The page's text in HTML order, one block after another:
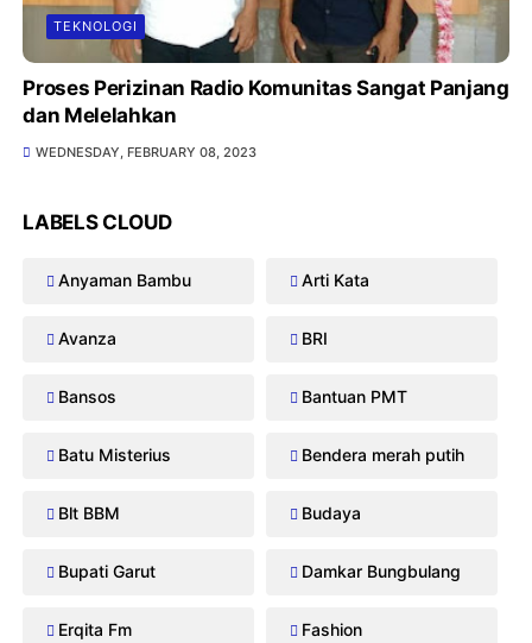
TEKNOLOGI
Proses Perizinan Radio Komunitas Sangat Panjang
dan Melelahkan
WEDNESDAY, FEBRUARY 08, 2023
LABELS CLOUD
Anyaman Bambu Arti Kata
Avanza BRI
Bansos Bantuan PMT
Batu Misterius Bendera merah putih
Blt BBM Budaya
Bupati Garut Damkar Bungbulang
Erqita Fm Fashion